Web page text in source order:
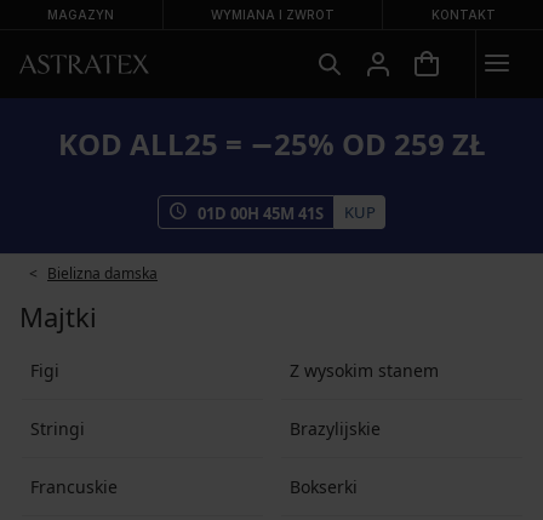
MAGAZYN WYMIANA I ZWROT KONTAKT
KOD ALL25 = −25% OD 259 ZŁ
01D 00H 45M 41S KUP
Bielizna damska
Majtki
Figi Z wysokim stanem
Stringi Brazylijskie
Francuskie Bokserki